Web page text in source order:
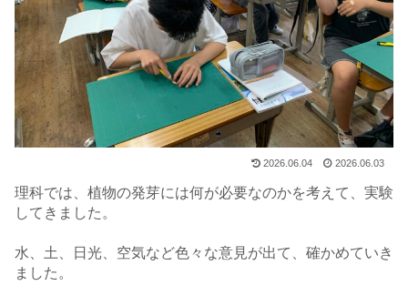
2026.06.04 2026.06.03
理科では、植物の発芽には何が必要なのかを考えて、実験
してきました。
水、土、日光、空気など色々な意見が出て、確かめていき
ました。